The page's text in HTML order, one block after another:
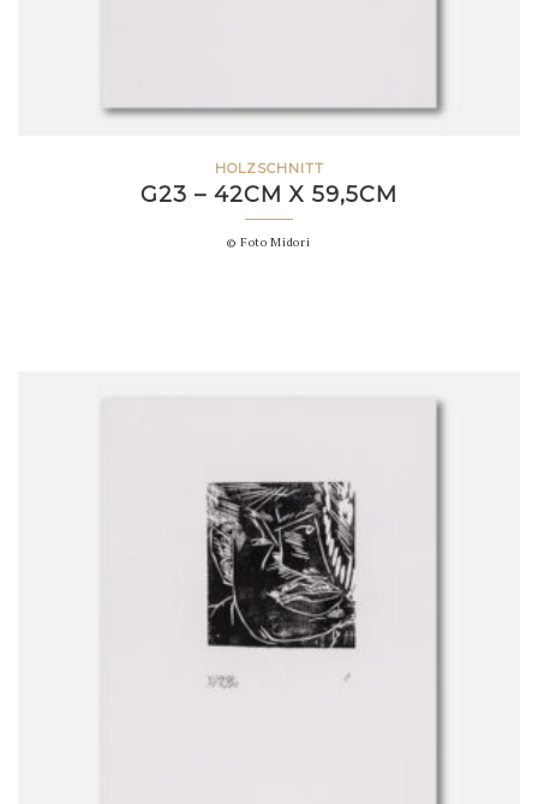
HOLZSCHNITT
G23 – 42CM X 59,5CM
© Foto Midori